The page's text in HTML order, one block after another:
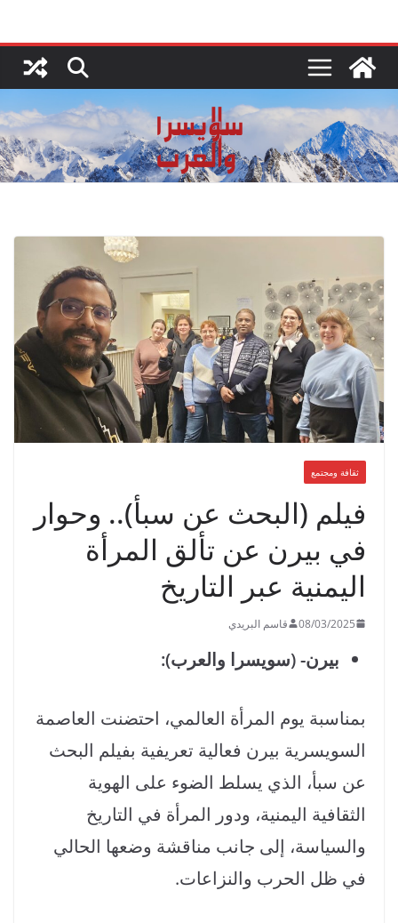
content
ثقافة ومجتمع
فيلم (البحث عن سبأ).. وحوار
في بيرن عن تألق المرأة
اليمنية عبر التاريخ
08/03/2025 قاسم البريدي
بيرن- (سويسرا والعرب):
بمناسبة يوم المرأة العالمي، احتضنت العاصمة
السويسرية بيرن فعالية تعريفية بفيلم البحث
عن سبأ، الذي يسلط الضوء على الهوية
الثقافية اليمنية، ودور المرأة في التاريخ
والسياسة، إلى جانب مناقشة وضعها الحالي
في ظل الحرب والنزاعات.